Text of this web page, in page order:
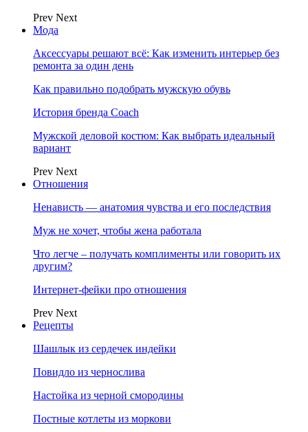
Prev Next
Мода
Аксессуары решают всё: Как изменить интерьер без
ремонта за один день
Как правильно подобрать мужскую обувь
История бренда Coach
Мужской деловой костюм: Как выбрать идеальный
вариант
Prev Next
Отношения
Ненависть — анатомия чувства и его последствия
Муж не хочет, чтобы жена работала
Что легче – получать комплименты или говорить их
другим?
Интернет-фейки про отношения
Prev Next
Рецепты
Шашлык из сердечек индейки
Повидло из чернослива
Настойка из черной смородины
Постные котлеты из моркови